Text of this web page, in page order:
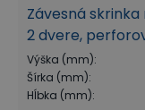
Závesná skrinka
2 dvere,
Výška (mm):
Šírka (mm):
Hĺbka (mm):